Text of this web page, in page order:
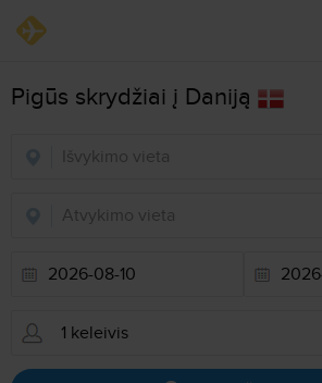
Pigūs skrydžiai į Daniją